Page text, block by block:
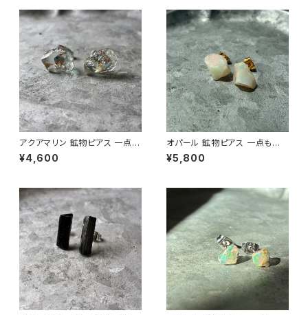
アクアマリン 鉱物ピアス 一点も
の 原石 天然石 金属アレルギー
対応 ハンドメイド アクセサリー
¥4,600
オパール 鉱物ピアス 一点もの
原石 天然石 金属アレルギー対
応 ハンドメイド アクセサリー パ
¥5,800